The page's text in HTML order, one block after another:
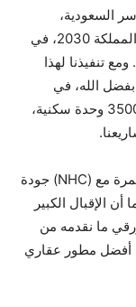
السعودية،
بالشراكة مع (NHC) لتحقيق مستهدفات رؤية المملكة 2030، في
تملك المواطنين للمساكن إلى 70%. ومع تنفيذنا لهذا
الله، في
تطوير أكثر من مليون متر مربع، وتوفير قرابة 3500 وحدة سكنية،
ويُتابع الصالح: تؤكد شراكتنا المتواصلة والمستمرة مع (NHC) جودة
أن الإقبال الكبير
ما نقدمه من
أفضل مطور عقاري